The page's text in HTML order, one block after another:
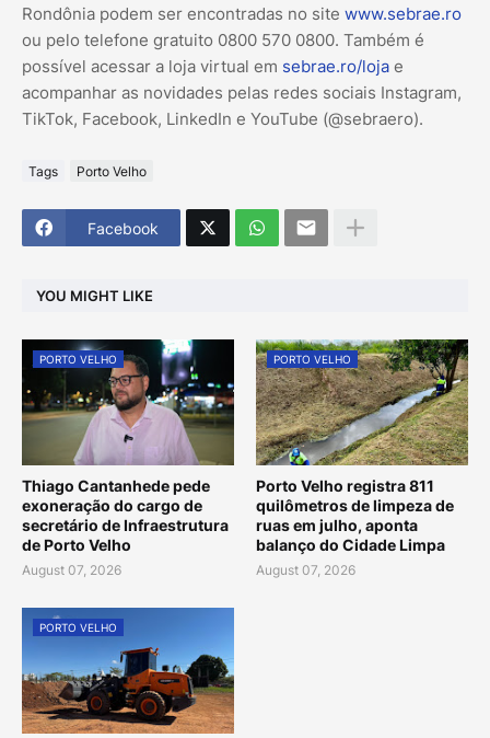
Rondônia podem ser encontradas no site www.sebrae.ro
ou pelo telefone gratuito 0800 570 0800. Também é
possível acessar a loja virtual em sebrae.ro/loja e
acompanhar as novidades pelas redes sociais Instagram,
TikTok, Facebook, LinkedIn e YouTube (@sebraero).
Tags Porto Velho
Facebook
YOU MIGHT LIKE
PORTO VELHO
Thiago Cantanhede pede
exoneração do cargo de
secretário de Infraestrutura
de Porto Velho
August 07, 2026
PORTO VELHO
Porto Velho registra 811
quilômetros de limpeza de
ruas em julho, aponta
balanço do Cidade Limpa
August 07, 2026
PORTO VELHO